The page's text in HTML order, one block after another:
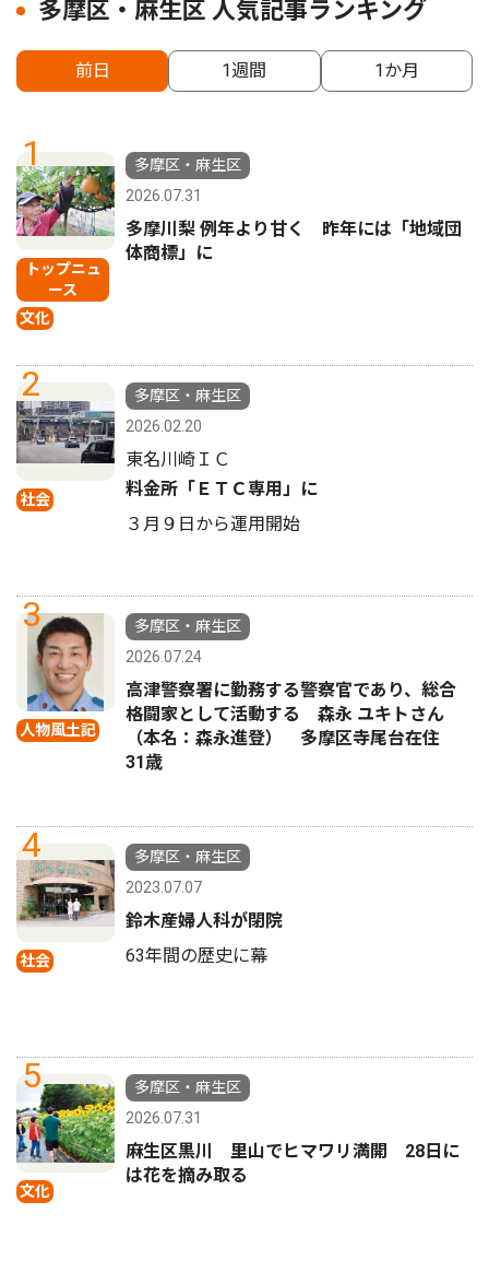
多摩区・麻生区 人気記事ランキング
前日 1週間 1か月
1
トップニュ
ース
文化
多摩区・麻生区
2026.07.31
多摩川梨 例年より甘く 昨年には「地域団
体商標」に
2
社会
多摩区・麻生区
2026.02.20
東名川崎ＩＣ
料金所「ＥＴＣ専用」に
３月９日から運用開始
3
人物風土記
多摩区・麻生区
2026.07.24
高津警察署に勤務する警察官であり、総合
格闘家として活動する 森永 ユキトさん
（本名：森永進登） 多摩区寺尾台在住
31歳
4
社会
多摩区・麻生区
2023.07.07
鈴木産婦人科が閉院
63年間の歴史に幕
5
文化
多摩区・麻生区
2026.07.31
麻生区黒川 里山でヒマワリ満開 28日に
は花を摘み取る